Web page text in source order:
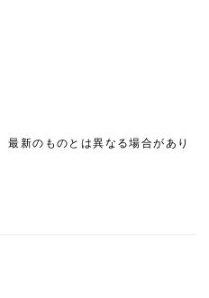
新のものとは異なる場合があり